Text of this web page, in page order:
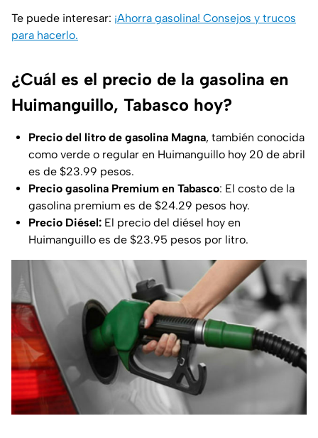
Te puede interesar: ¡Ahorra gasolina! Consejos y trucos
para hacerlo.
¿Cuál es el precio de la gasolina en
Huimanguillo, Tabasco hoy?
Precio del litro de gasolina Magna, también conocida
como verde o regular en Huimanguillo hoy 20 de abril
es de $23.99 pesos.
Precio gasolina Premium en Tabasco: El costo de la
gasolina premium es de $24.29 pesos hoy.
Precio Diésel: El precio del diésel hoy en
Huimanguillo es de $23.95 pesos por litro.